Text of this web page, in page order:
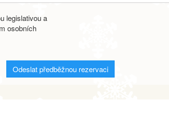
legislativou a
osobních
Odeslat předběžnou rezervaci